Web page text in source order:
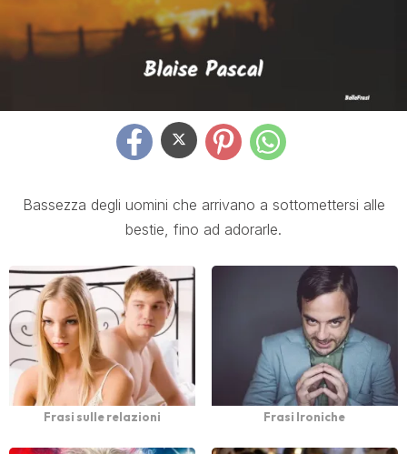
Bassezza degli uomini che arrivano a sottomettersi alle
bestie, fino ad adorarle.
Frasi sulle relazioni Frasi Ironiche